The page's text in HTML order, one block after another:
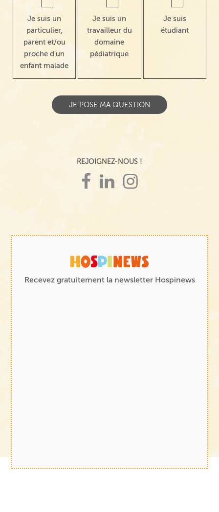
Je suis un
particulier,
parent et/ou
proche d'un
enfant malade
Je suis un
travailleur du
domaine
pédiatrique
Je suis
étudiant
REJOIGNEZ-NOUS !
Recevez gratuitement la newsletter Hospinews